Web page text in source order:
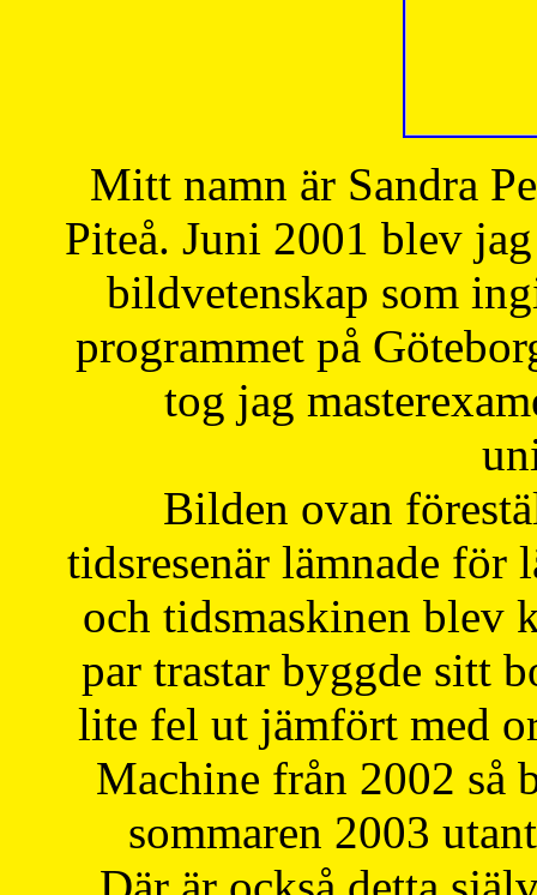
Mitt namn är Sandra
Piteå. Juni 2001 blev
bildvetenskap som
programmet på
tog jag
Bilden ovan
tidsresenär lämnade för
och tidsmaskinen blev
par trastar byggde sitt
lite fel ut jämfört med
Machine från 2002 så
sommaren 2003